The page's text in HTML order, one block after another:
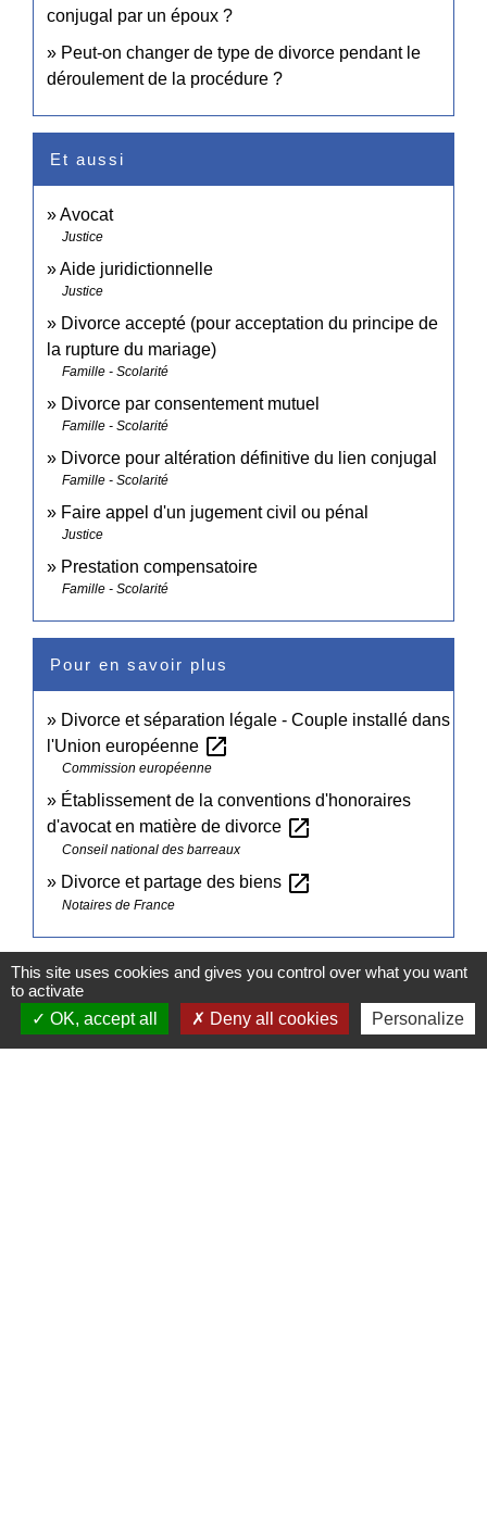
conjugal par un époux ?
Peut-on changer de type de divorce pendant le
déroulement de la procédure ?
Et aussi
Avocat
Justice
Aide juridictionnelle
Justice
Divorce accepté (pour acceptation du principe de
la rupture du mariage)
Famille - Scolarité
Divorce par consentement mutuel
Famille - Scolarité
Divorce pour altération définitive du lien conjugal
Famille - Scolarité
Faire appel d'un jugement civil ou pénal
Justice
Prestation compensatoire
Famille - Scolarité
Pour en savoir plus
Divorce et séparation légale - Couple installé dans
l'Union européenne open_in_new
Commission européenne
Établissement de la conventions d'honoraires
d'avocat en matière de divorce open_in_new
Conseil national des barreaux
Divorce et partage des biens open_in_new
Notaires de France
Signaler une erreur sur cette page
This site uses cookies and gives you control over what you want
to activate
OK, accept all
Deny all cookies Personalize